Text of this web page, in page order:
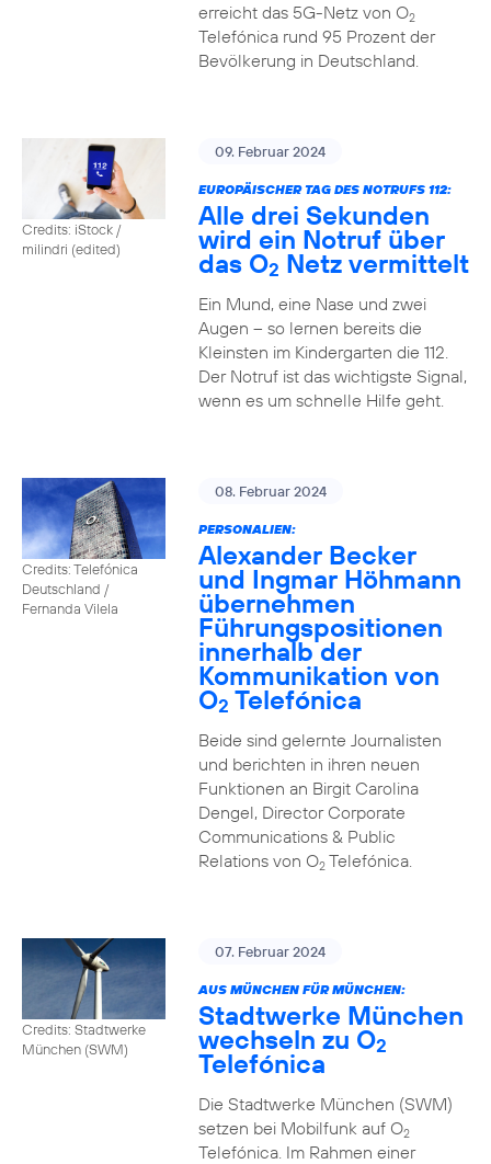
erreicht das 5G-Netz von O2
Telefónica rund 95 Prozent der
Bevölkerung in Deutschland.
Credits: iStock /
milindri (edited)
09. Februar 2024
EUROPÄISCHER TAG DES NOTRUFS 112:
Alle drei Sekunden
wird ein Notruf über
das O2 Netz vermittelt
Ein Mund, eine Nase und zwei
Augen – so lernen bereits die
Kleinsten im Kindergarten die 112.
Der Notruf ist das wichtigste Signal,
wenn es um schnelle Hilfe geht.
Credits: Telefónica
Deutschland /
Fernanda Vilela
08. Februar 2024
PERSONALIEN:
Alexander Becker
und Ingmar Höhmann
übernehmen
Führungspositionen
innerhalb der
Kommunikation von
O2 Telefónica
Beide sind gelernte Journalisten
und berichten in ihren neuen
Funktionen an Birgit Carolina
Dengel, Director Corporate
Communications & Public
Relations von O2Telefónica.
Credits: Stadtwerke
München (SWM)
07. Februar 2024
AUS MÜNCHEN FÜR MÜNCHEN:
Stadtwerke München
wechseln zu O2
Telefónica
Die Stadtwerke München (SWM)
setzen bei Mobilfunk auf O2
Telefónica. Im Rahmen einer